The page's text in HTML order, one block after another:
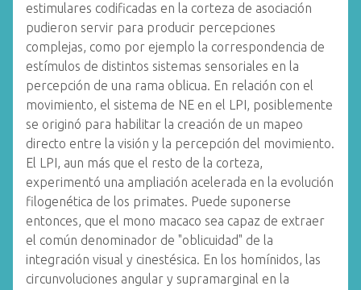
estimulares codificadas en la corteza de asociación
pudieron servir para producir percepciones
complejas, como por ejemplo la correspondencia de
estímulos de distintos sistemas sensoriales en la
percepción de una rama oblicua. En relación con el
movimiento, el sistema de NE en el LPI, posiblemente
se originó para habilitar la creación de un mapeo
directo entre la visión y la percepción del movimiento.
El LPI, aun más que el resto de la corteza,
experimentó una ampliación acelerada en la evolución
filogenética de los primates. Puede suponerse
entonces, que el mono macaco sea capaz de extraer
el común denominador de "oblicuidad" de la
integración visual y cinestésica. En los homínidos, las
circunvoluciones angular y supramarginal en la